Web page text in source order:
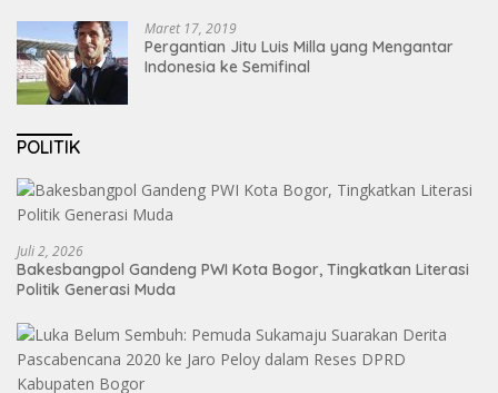
Maret 17, 2019
Pergantian Jitu Luis Milla yang Mengantar
Indonesia ke Semifinal
POLITIK
Juli 2, 2026
Bakesbangpol Gandeng PWI Kota Bogor, Tingkatkan Literasi
Politik Generasi Muda